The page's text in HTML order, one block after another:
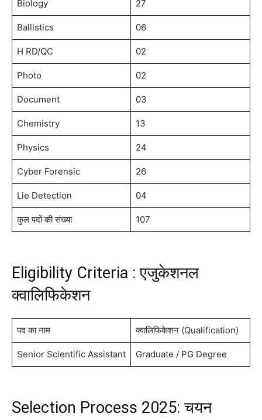
Biology 27
Ballistics 06
H RD/QC 02
Photo 02
Document 03
Chemistry 13
Physics 24
Cyber Forensic 26
Lie Detection 04
कुल पदों की संख्या 107
Eligibility Criteria : एजुकेशनल
क्वालिफिकेशन
पद का नाम क्वालिफिकेशन (Qualification)
Senior Scientific Assistant Graduate / PG Degree
Selection Process 2025: चयन